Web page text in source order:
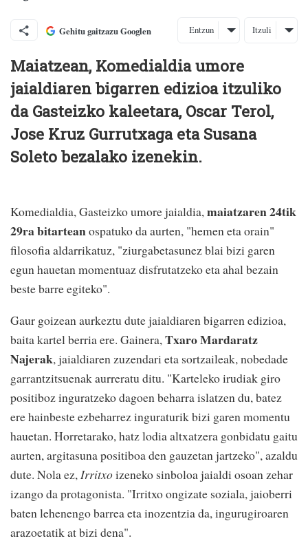
Gehitu gaitzazu Googlen Entzun Itzuli
Maiatzean, Komedialdia umore
jaialdiaren bigarren edizioa itzuliko
da Gasteizko kaleetara, Oscar Terol,
Jose Kruz Gurrutxaga eta Susana
Soleto bezalako izenekin.
Komedialdia, Gasteizko umore jaialdia,maiatzaren 24tik
29ra bitarteanospatuko da aurten, "hemen eta orain"
filosofia aldarrikatuz, "ziurgabetasunez blai bizi garen
egun hauetan momentuaz disfrutatzeko eta ahal bezain
beste barre egiteko".
Gaur goizean aurkeztu dute jaialdiaren bigarren edizioa,
baita kartel berria ere. Gainera,Txaro Mardaratz
Najerak, jaialdiaren zuzendari eta sortzaileak, nobedade
garrantzitsuenak aurreratu ditu. "Karteleko irudiak giro
positiboz inguratzeko dagoen beharra islatzen du, batez
ere hainbeste ezbeharrez inguraturik bizi garen momentu
hauetan. Horretarako, hatz lodia altxatzera gonbidatu gaitu
aurten, argitasuna positiboa den gauzetan jartzeko", azaldu
dute. Nola ez,Irritxoizeneko sinboloa jaialdi osoan zehar
izango da protagonista. "Irritxo ongizate soziala, jaioberri
baten lehenengo barrea eta inozentzia da, ingurugiroaren
arazoetatik at bizi dena".